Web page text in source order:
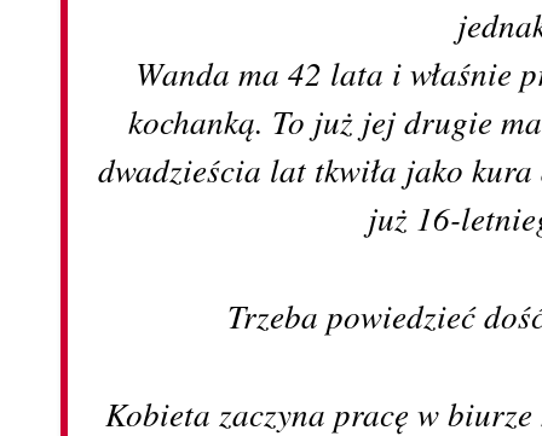
Wanda ma 42 lata i właśnie
kochanką. To już jej drugie
dwadzieścia lat tkwiła jako
już 16-
Trzeba powiedzieć
Kobieta zaczyna pracę w